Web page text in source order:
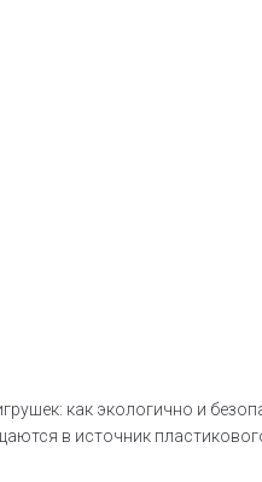
как экологично и
в источник